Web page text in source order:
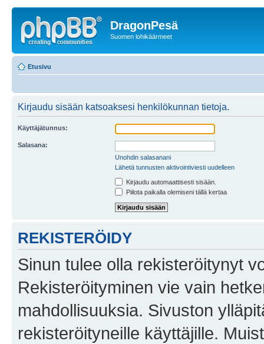
DragonPesä
Suomen lohikäärmeet
Etusivu
Kirjaudu sisään katsoaksesi henkilökunnan tietoja.
Käyttäjätunnus:
Salasana:
Unohdin salasanani
Lähetä tunnusten aktivointiviesti uudelleen
Kirjaudu automaattisesti sisään.
Piilota paikalla olemiseni tällä kertaa
REKISTERÖIDY
Sinun tulee olla rekisteröitynyt
Rekisteröityminen vie vain
mahdollisuuksia. Sivuston
rekisteröityneille käyttäjille.